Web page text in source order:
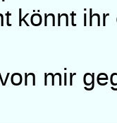
könnt
mir